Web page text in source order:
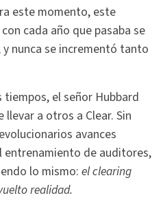
este momento, este
cada año que pasaba se
nunca se incrementó tanto
tiempos, el señor Hubbard
llevar a otros a Clear. Sin
avances
entrenamiento de auditores,
lo mismo:el clearing
realidad.